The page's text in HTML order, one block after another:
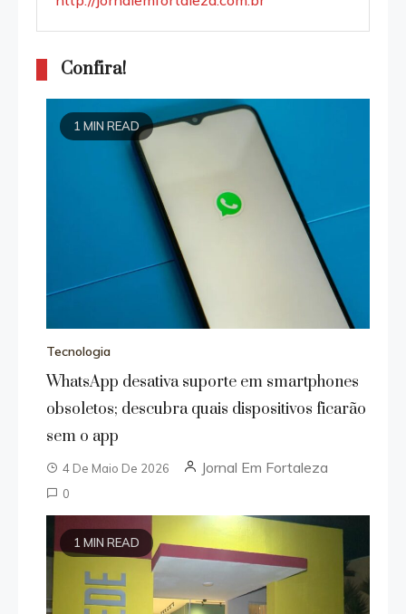
Confira!
1 MIN READ
Tecnologia
WhatsApp desativa suporte em smartphones
obsoletos; descubra quais dispositivos ficarão
sem o app
4 De Maio De 2026 Jornal Em Fortaleza
0
1 MIN READ